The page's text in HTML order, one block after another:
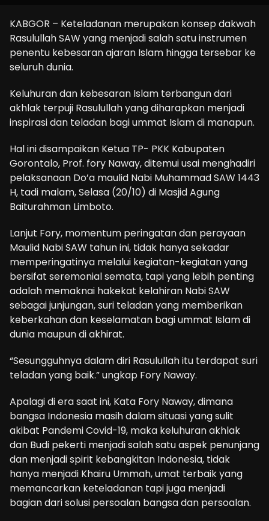
KABGOR – Keteladanan merupakan konsep dakwah
Rasulullah SAW yang menjadi salah satu instrumen
penentu kebesaran ajaran Islam hingga tersebar ke
seluruh dunia.
Keluhuran dan kebesaran Islam terbangun dari
akhlak terpuji Rasulullah yang diharapkan menjadi
inspirasi dan teladan bagi ummat Islam di manapun.
Hal ini disampaikan Ketua TP- PKK Kabupaten
Gorontalo, Prof. fory Naway, ditemui usai menghadiri
pelaksanaan Do’a maulid Nabi Muhammad SAW 1443
H, tadi malam, Selasa (20/10) di Masjid Agung
Baiturahman Limboto.
Lanjut Fory, momentum peringatan dan perayaan
Maulid Nabi SAW tahun ini, tidak hanya sekadar
memperingatinya melalui kegiatan-kegiatan yang
bersifat seremonial semata, tapi yang lebih penting
adalah memaknai hakekat kelahiran Nabi SAW
sebagai junjungan, suri teladan yang memberikan
keberkahan dan keselamatan bagi ummat Islam di
dunia maupun di akhirat.
“Sesungguhnya dalam diri Rasulullah itu terdapat suri
teladan yang baik.” ungkap Fory Naway.
Apalagi di era saat ini, Kata Fory Naway, dimana
bangsa Indonesia masih dalam situasi yang sulit
akibat Pandemi Covid-19, maka keluhuran akhlak
dan Budi pekerti menjadi salah satu aspek penunjang
dan menjadi spirit kebangkitan Indonesia, tidak
hanya menjadi Khairu Ummah, umat terbaik yang
memancarkan keteladanan tapi juga menjadi
bagian dari solusi persoalan bangsa dan persoalan.